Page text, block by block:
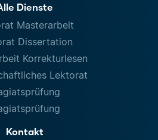
Dienste
Masterarbeit
Dissertation
Korrekturlesen
Lektorat
Kontakt